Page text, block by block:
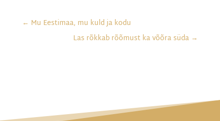
← Mu Eestimaa, mu kuld ja kodu
Las rõkkab rõõmust ka võõra süda →